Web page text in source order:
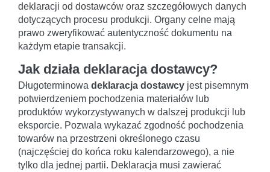
deklaracji od dostawców oraz szczegółowych danych
dotyczących procesu produkcji. Organy celne mają
prawo zweryfikować autentyczność dokumentu na
każdym etapie transakcji.
Jak działa deklaracja dostawcy?
Długoterminowa deklaracja dostawcy jest pisemnym
potwierdzeniem pochodzenia materiałów lub
produktów wykorzystywanych w dalszej produkcji lub
eksporcie. Pozwala wykazać zgodność pochodzenia
towarów na przestrzeni określonego czasu
(najczęściej do końca roku kalendarzowego), a nie
tylko dla jednej partii. Deklaracja musi zawierać